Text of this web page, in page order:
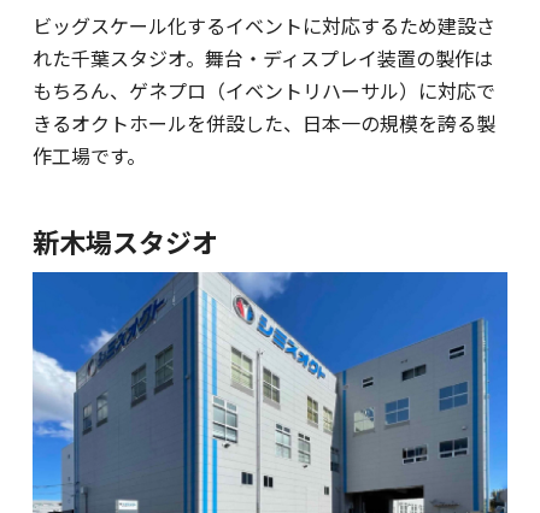
ビッグスケール化するイベントに対応するため建設さ
れた千葉スタジオ。舞台・ディスプレイ装置の製作は
もちろん、ゲネプロ（イベントリハーサル）に対応で
きるオクトホールを併設した、日本一の規模を誇る製
作工場です。
新木場スタジオ